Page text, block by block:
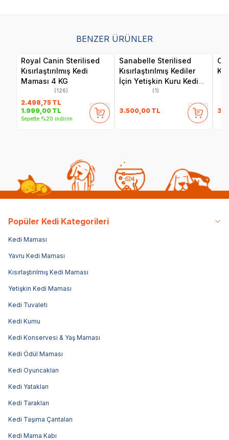
BENZER ÜRÜNLER
Royal Canin Sterilised
Kısırlaştırılmış Kedi
Maması 4 KG
(126)
2.498,75 TL
1.999,00 TL
Sepette %20 indirim
Sanabelle Sterilised
Kısırlaştırılmış Kediler
İçin Yetişkin Kuru Kedi
Maması 8 Kg
(1)
3.500,00 TL
Popüler Kedi Kategorileri
Kedi Maması
Yavru Kedi Maması
Kısırlaştırılmış Kedi Maması
Yetişkin Kedi Maması
Kedi Tuvaleti
Kedi Kumu
Kedi Konservesi & Yaş Maması
Kedi Ödül Maması
Kedi Oyuncakları
Kedi Yatakları
Kedi Tarakları
Kedi Taşıma Çantaları
Kedi Mama Kabı